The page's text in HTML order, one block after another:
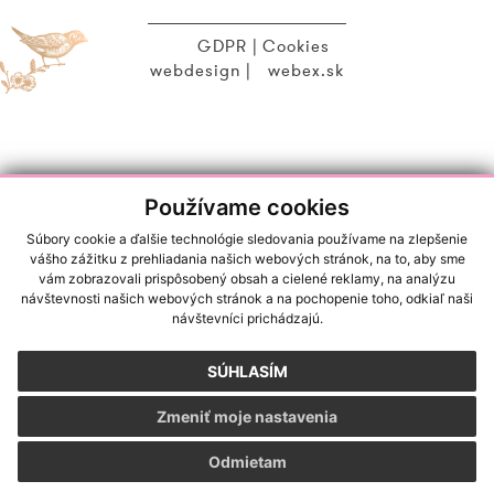
Používame cookies
Súbory cookie a ďalšie technológie sledovania používame na zlepšenie
vášho zážitku z prehliadania našich webových stránok, na to, aby sme
vám zobrazovali prispôsobený obsah a cielené reklamy, na analýzu
návštevnosti našich webových stránok a na pochopenie toho, odkiaľ naši
návštevníci prichádzajú.
SÚHLASÍM
Odmietam
Zmeniť moje nastavenia
GDPR
Cookies
webdesign
webex.sk